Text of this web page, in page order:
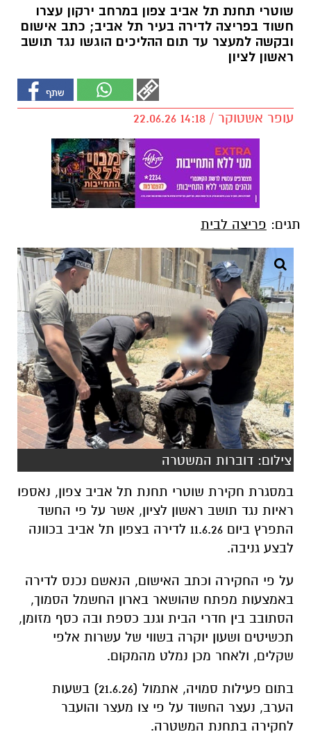
שוטרי תחנת תל אביב צפון במרחב ירקון עצרו
חשוד בפריצה לדירה בעיר תל אביב; כתב אישום
ובקשה למעצר עד תום ההליכים הוגשו נגד תושב
ראשון לציון
עופר אשטוקר / 14:18 22.06.26
תגים: פריצה לבית
צילום: דוברות המשטרה
במסגרת חקירת שוטרי תחנת תל אביב צפון, נאספו
ראיות נגד תושב ראשון לציון, אשר על פי החשד
התפרץ ביום 11.6.26 לדירה בצפון תל אביב בכוונה
לבצע גניבה.
על פי החקירה וכתב האישום, הנאשם נכנס לדירה
באמצעות מפתח שהושאר בארון החשמל הסמוך,
הסתובב בין חדרי הבית וגנב כספת ובה כסף מזומן,
תכשיטים ושעון יוקרה בשווי של עשרות אלפי
שקלים, ולאחר מכן נמלט מהמקום.
בתום פעילות סמויה, אתמול (21.6.26) בשעות
הערב, נעצר החשוד על פי צו מעצר והועבר
לחקירה בתחנת המשטרה.